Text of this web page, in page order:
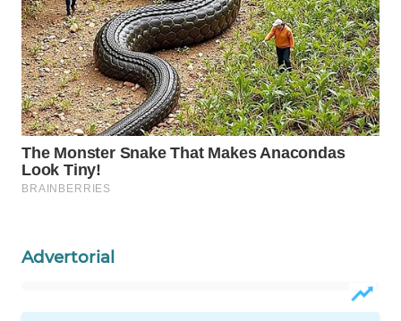
Advertorial
WAHANANEWS
ID
WAHANANEWS
CO ID
WAHANANEWS
NET
SPORT